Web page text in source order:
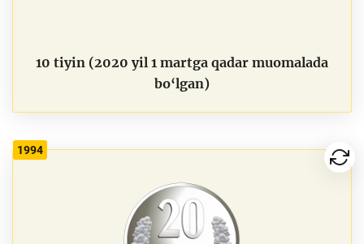
10 tiyin (2020 yil 1 martga qadar muomalada
bo‘lgan)
1994